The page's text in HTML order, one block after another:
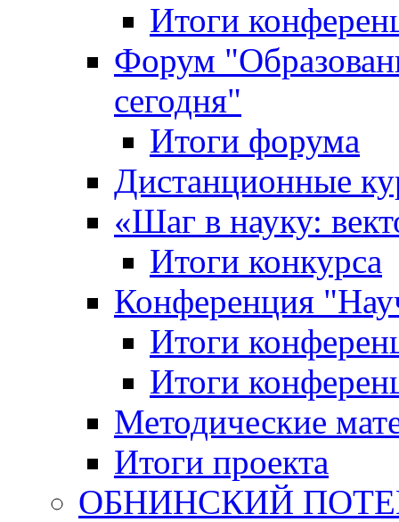
Итоги
Форум
сегодня"
Итоги форума
Дистанционные
«Шаг в науку:
Итоги конкурса
Конференция
Итоги
Итоги
Методические
Итоги проекта
ОБНИНСКИЙ